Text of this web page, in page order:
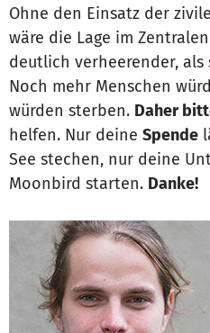
Ohne den Einsatz der
wäre die Lage im
deutlich verheerender,
Noch mehr Menschen
würden sterben. Daher
helfen. Nur deine Spende
See stechen, nur deine
Moonbird starten. Danke!